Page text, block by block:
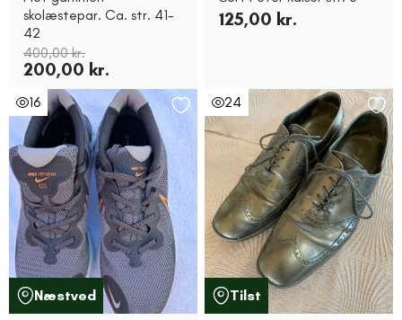
skolæstepar. Ca. str. 41-
42
400,00 kr.
200,00 kr.
125,00 kr.
16
Næstved
24
Tilst